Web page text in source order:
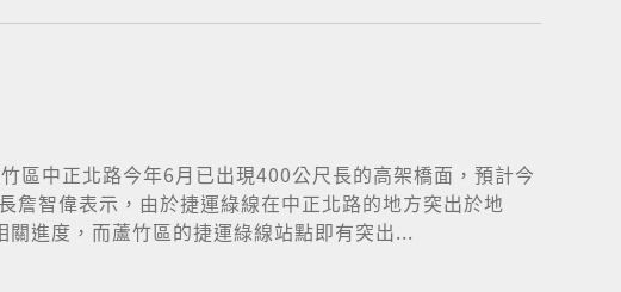
區中正北路今年6月已出現400公尺長的高架橋面，預計今
詹智偉表示，由於捷運綠線在中正北路的地方突出於地
進度，而蘆竹區的捷運綠線站點即有突出...